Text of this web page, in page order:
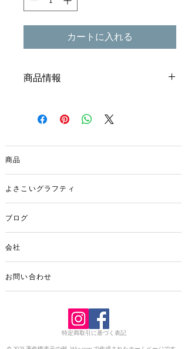
カートに入れる
商品情報
サイズ (クリアパーツ)2cm (長さ)3.7cm
写真は左から麻の葉ピンク・麻の葉ブル
ブルー青海波ブルーとなります。
商品
よさこいグラフティ
ブログ
会社
お問い合わせ
特定商取引に基づく表記